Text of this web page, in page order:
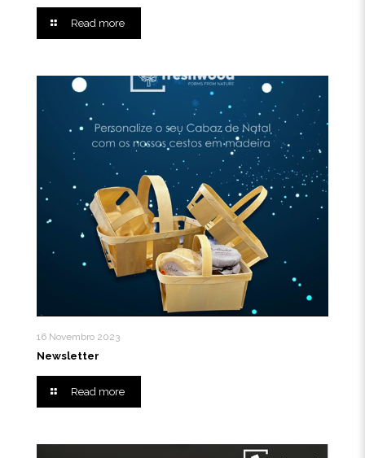
Read more
16 Novembro 2023
Newsletter
Read more